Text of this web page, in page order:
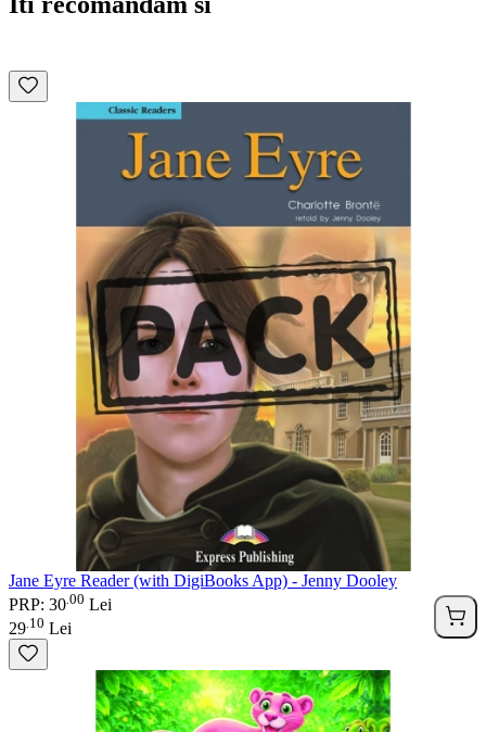
Jane Eyre Reader (with DigiBooks App) - Jenny Dooley
PRP: 30 00 Lei
29 10 Lei